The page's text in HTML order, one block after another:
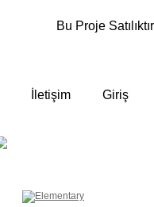
Bu Proje
İletişim Giriş